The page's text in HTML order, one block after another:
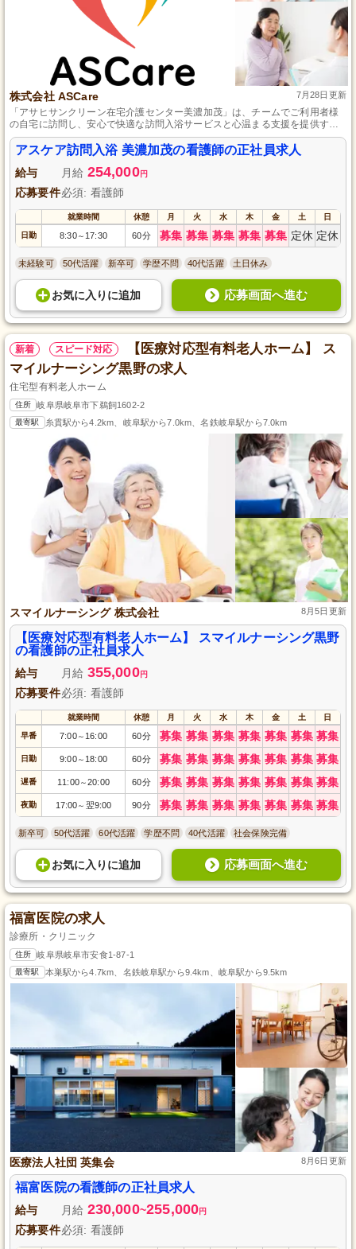
株式会社 ASCare 7月28日更新
「アサヒサンクリーン在宅介護センター美濃加茂」は、チームでご利用者様
の自宅に訪問し、安心で快適な訪問入浴サービスと心温まる支援を提供する
岐阜県美濃加茂市の介護事業所です。
アスケア訪問入浴 美濃加茂の看護師の正社員求人
給与 月給 254,000円
応募要件必須: 看護師
就業時間 休憩 月 火 水 木 金 土 日
日勤 8:30～ 17:30 60分 募集 募集 募集 募集 募集 定休 定休
未経験可 50代活躍 新卒可 学歴不問 40代活躍 土日休み
お気に入り に追加 応募画面へ進む
新着 スピード対応
【医療対応型有料老人ホーム】 ス
マイルナーシング黒野の求人
住宅型有料老人ホーム
住所 岐阜県岐阜市下鵜飼1602-2
最寄駅 糸貫駅から4.2km、岐阜駅から7.0km、名鉄岐阜駅から7.0km
スマイルナーシング 株式会社 8月5日更新
【医療対応型有料老人ホーム】 スマイルナーシング黒野
の看護師の正社員求人
給与 月給 355,000円
応募要件必須: 看護師
就業時間 休憩 月 火 水 木 金 土 日
早番 7:00～ 16:00 60分 募集 募集 募集 募集 募集 募集 募集
日勤 9:00～ 18:00 60分 募集 募集 募集 募集 募集 募集 募集
遅番 11:00～20:00 60分 募集 募集 募集 募集 募集 募集 募集
夜勤 17:00～ 翌9:00 90分 募集 募集 募集 募集 募集 募集 募集
新卒可 50代活躍 60代活躍 学歴不問 40代活躍 社会保険完備
お気に入り に追加 応募画面へ進む
福富医院の求人
診療所・クリニック
住所 岐阜県岐阜市安食1-87-1
最寄駅 本巣駅から4.7km、名鉄岐阜駅から9.4km、岐阜駅から9.5km
医療法人社団 英集会 8月6日更新
福富医院の看護師の正社員求人
給与 月給 230,000~255,000円
応募要件必須: 看護師